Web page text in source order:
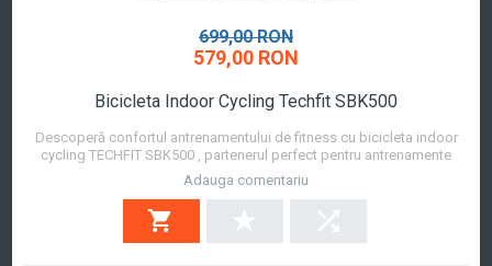
699,00 RON
579,00 RON
Bicicleta Indoor Cycling Techfit SBK500
Descoperă confortul antrenamentului de fitness cu bicicleta indoor
cycling TECHFIT SBK500 , partenerul perfect pentru antrenamente
sigure chiar la tine acasă. Proiectată cu un design compact ,elegant în
combinația negru/albastru, această bicicletă reprezinta raport calitate
- pret perfect, oferin...
Afla mai mult
Adauga comentariu